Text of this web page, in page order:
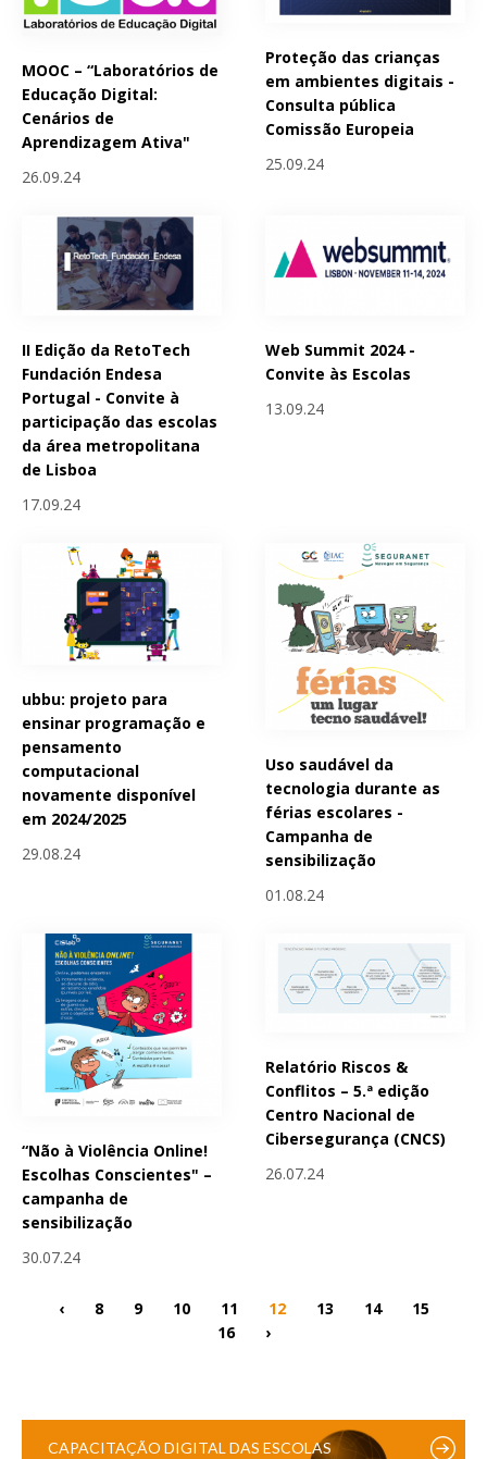
MOOC – “Laboratórios de
Educação Digital:
Cenários de
Aprendizagem Ativa"
26.09.24
Proteção das crianças
em ambientes digitais -
Consulta pública
Comissão Europeia
25.09.24
II Edição da RetoTech
Fundación Endesa
Portugal - Convite à
participação das escolas
da área metropolitana
de Lisboa
17.09.24
Web Summit 2024 -
Convite às Escolas
13.09.24
ubbu: projeto para
ensinar programação e
pensamento
computacional
novamente disponível
em 2024/2025
29.08.24
Uso saudável da
tecnologia durante as
férias escolares -
Campanha de
sensibilização
01.08.24
“Não à Violência Online!
Escolhas Conscientes" –
campanha de
sensibilização
30.07.24
Relatório Riscos &
Conflitos – 5.ª edição
Centro Nacional de
Cibersegurança (CNCS)
26.07.24
‹ 8 9 10 11 12 13 14
15
16
›
CAPACITAÇÃO DIGITAL DAS ESCOLAS